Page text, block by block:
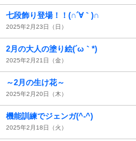
七段飾り登場！！(∩´∀｀)∩
2025年2月23日（日）
2月の大人の塗り絵(´ω｀*)
2025年2月21日（金）
～2月の生け花～
2025年2月20日（木）
機能訓練でジェンガ(^-^)
2025年2月18日（火）